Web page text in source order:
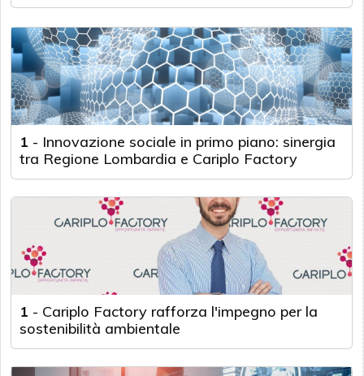
1 - Innovazione sociale in primo piano: sinergia
tra Regione Lombardia e Cariplo Factory
1 - Cariplo Factory rafforza l'impegno per la
sostenibilità ambientale